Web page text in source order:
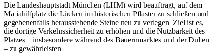
Die Landeshauptstadt München (LHM) wird beauftragt, auf dem
Mariahilfplatz die Lücken im historischen Pflaster zu schließen und
gegebenenfalls herausstehende Steine neu zu verlegen. Ziel ist es,
die dortige Verkehrssicherheit zu erhöhen und die Nutzbarkeit des
Platzes – insbesondere während des Bauernmarktes und der Dulten
– zu gewährleisten.